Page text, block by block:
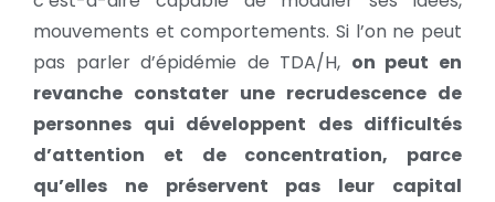
mouvements et comportements. Si l’on ne peut
pas parler d’épidémie de TDA/H, on peut en
revanche constater une recrudescence de
personnes qui développent des difficultés
d’attention et de concentration, parce
qu’elles ne préservent pas leur capital